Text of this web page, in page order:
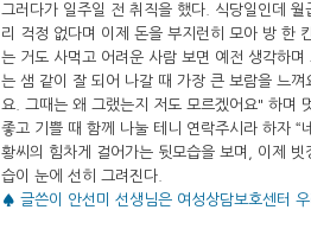
그러다가 일주일 전 취직을 했다. 식당일인데
리 걱정 없다며 이제 돈을 부지런히 모아 방 한
는 거도 사먹고 어려운 사람 보면 예전 생각하
는 샘 같이 잘 되어 나갈 때 가장 큰 보람을 느껴
요. 그때는 왜 그랬는지 저도 모르겠어요" 하며
좋고 기쁠 때 함께 나눌 테니 연락주시라 하자 “
황씨의 힘차게 걸어가는 뒷모습을 보며, 이제
습이 눈에 선히 그려진다.
♠ 글쓴이 안선미 선생님은 여성상담보호센터